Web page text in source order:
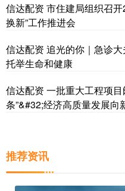
信达配资 市住建局组织召
换新”工作推进会
信达配资 追光的你｜急诊
托举生命和健康
信达配资 一批重大工程项目
条”&#32;经济高质量发展向
推荐资讯